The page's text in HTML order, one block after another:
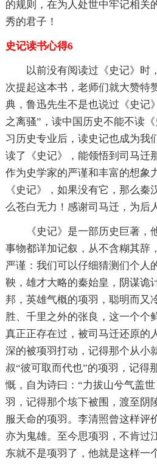
的规则，在为人处世中牢记相关
秀的君子！
史记读书心得6
以前没有阅读过《史记》时
次提起这本书，老师们就大赞特
典，鲁迅先生不是也说过《史记
之离骚”，读中国历史不能不读
习历史专业后，读史记也成为我
读了《史记》，能领悟到司马迁
作为史学家的严谨和丰富的想象
《史记》，如果没有它，那么秦
么苍白无力！感谢司马迁，为后
《史记》是一部历史巨著，
事物都详加记叙，从不含糊其辞
严谨：我们可以仔细猜测们个人
鞅，雄才大略的秦始皇，阴谋诡
邦，英雄气概的项羽，聪明而又
胜、千里之外的张良，这一个个
真正正存在过，被司马迁还原的
深的被项羽打动，记得那个从小
叔“彼可取而代也”的项羽，记得
慨，自为诗曰：“力拔山兮气盖
羽，记得那个垓下被围，渡至阴
服天命的项羽。李清照曾这样评
亦为鬼雄。至今思项羽，不肯过
东就不是项羽了，他就是这样一